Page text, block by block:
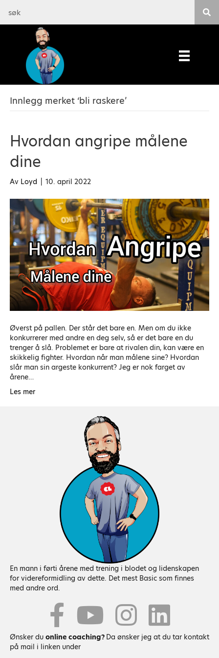
Innlegg merket ‘bli raskere’
Hvordan angripe målene
dine
Av Loyd 10. april 2022
Øverst på pallen. Der står det bare en. Men om du ikke
konkurrerer med andre en deg selv, så er det bare en du
trenger å slå. Problemet er bare at rivalen din, kan være en
skikkelig fighter. Hvordan når man målene sine? Hvordan
slår man sin argeste konkurrent? Jeg er nok farget av
årene…
Les mer
En mann i førti årene med trening i blodet og lidenskapen
for videreformidling av dette. Det mest Basic som finnes
med andre ord.
Youtube
Ønsker du online coaching? Da ønsker jeg at du tar kontakt
på mail i linken under